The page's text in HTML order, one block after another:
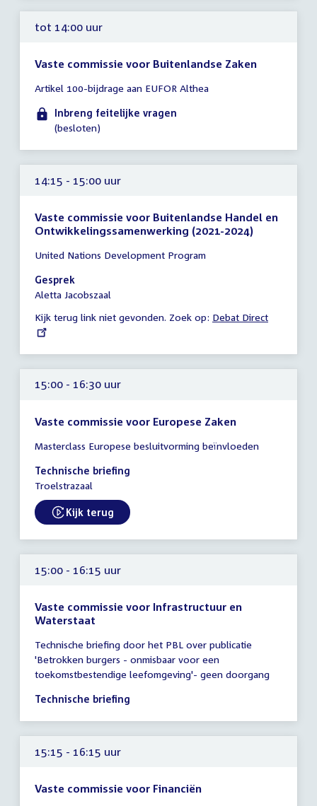
tot 14:00 uur
Vaste commissie voor Buitenlandse Zaken
vergadering
tot
14:00
Artikel 100-bijdrage aan EUFOR Althea
Inbreng feitelijke vragen
(besloten)
14:15 - 15:00 uur
Vaste commissie voor Buitenlandse Handel en
Ontwikkelingssamenwerking (2021-2024)
vergadering
14:15
-
uur
United Nations Development Program
Gesprek
Aletta Jacobszaal
Kijk terug link niet gevonden. Zoek op: External
Debat Direct
15:00 - 16:30 uur
Vaste commissie voor Europese Zaken
vergadering
15:00
-
uur
Masterclass Europese besluitvorming beïnvloeden
Technische briefing
Troelstrazaal
External link:
Kijk terug
15:00 - 16:15 uur
Vaste commissie voor Infrastructuur en
Waterstaat
vergadering
15:00
-
16:15
Technische briefing door het PBL over publicatie
'Betrokken burgers - onmisbaar voor een
toekomstbestendige leefomgeving'- geen doorgang
Technische briefing
15:15 - 16:15 uur
Vaste commissie voor Financiën